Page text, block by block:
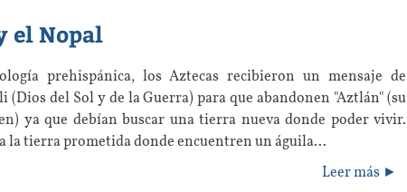
el Nopal
prehispánica, los Aztecas recibieron un mensaje de
del Sol y de la Guerra) para que abandonen "Aztlán" (su
ya que debían buscar una tierra nueva donde poder vivir.
la tierra prometida donde encuentren un águila...
Leer más ►